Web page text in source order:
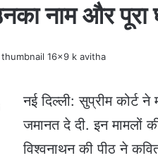
नाम और पूरा
नई दिल्ली: सुप्रीम कोर्ट
जमानत दे दी. इन मामलों
विश्वनाथन की पीठ ने